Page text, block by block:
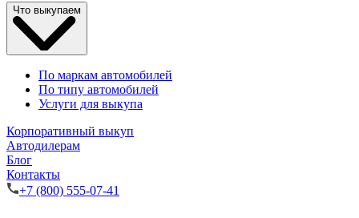
Что выкупаем
По маркам автомобилей
По типу автомобилей
Услуги для выкупа
Корпоративный выкуп
Автодилерам
Блог
Контакты
+7 (800) 555-07-41